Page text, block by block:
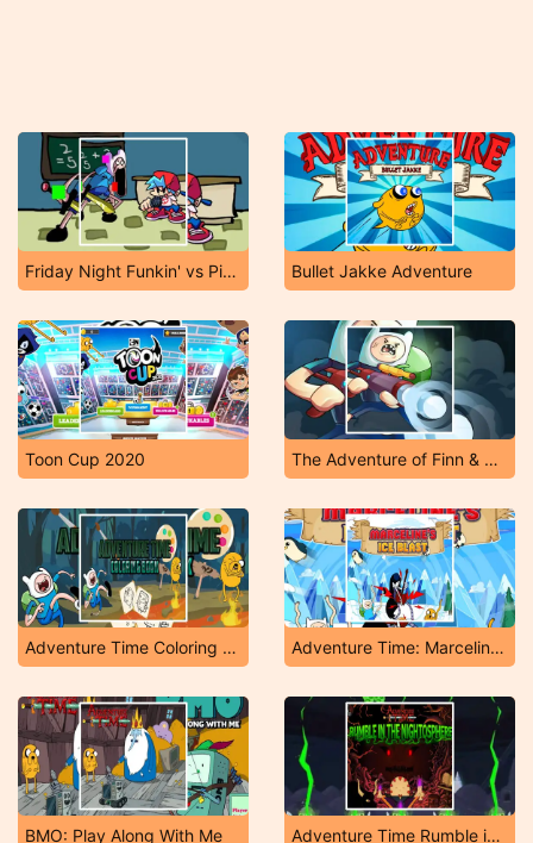
Friday Night Funkin' vs Pibby Finn Bullet Jakke Adventure
Toon Cup 2020 The Adventure of Finn & Bonnie
Adventure Time Coloring Book Adventure Time: Marceline's Ice Blast
BMO: Play Along With Me Adventure Time Rumble in The Nightosphere